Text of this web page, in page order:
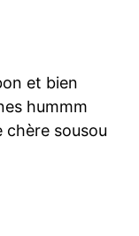
et bien
hummm
sousou